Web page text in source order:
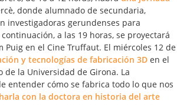
donde alumnado de secundaria,
investigadoras gerundenses para
a las 19 horas, se proyectará
Puig en el Cine Truffaut. El miércoles 12 de
y tecnologías de fabricación 3D en el
de la Universidad de Girona. La
entender cómo se fabrica todo lo que nos
con la doctora en historia del arte